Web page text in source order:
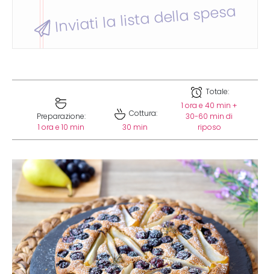
Inviati la lista della spesa
Preparazione:
1 ora e 10 min
Cottura:
30 min
Totale:
1 ora e 40 min +
30-60 min di
riposo